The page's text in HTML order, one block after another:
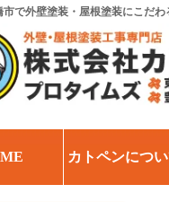
市で外壁塗装・屋根塗装にこだ
カトペンにつ